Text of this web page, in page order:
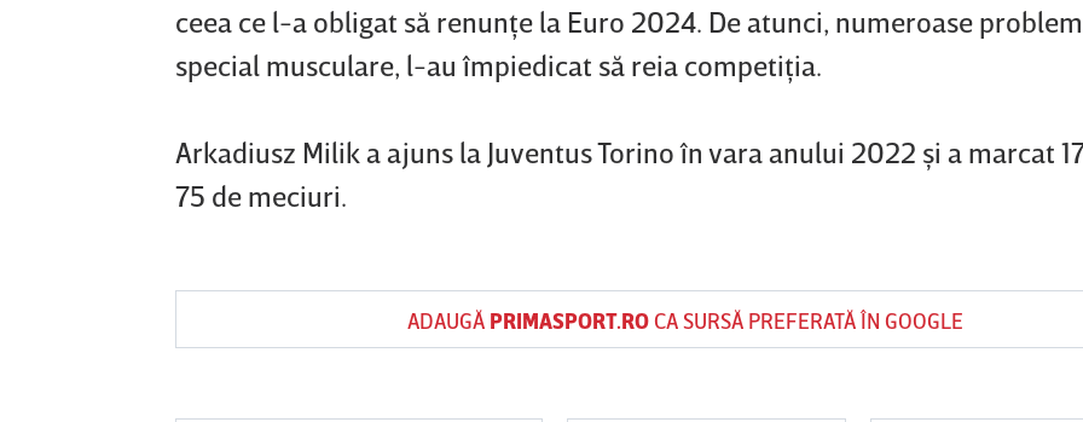
ceea ce l-a obligat să renunţe la Euro 2024. De atunci, numeroase
special musculare, l-au împiedicat să reia competiţia.
Arkadiusz Milik a ajuns la Juventus Torino în vara anului 2022 şi a marcat
75 de meciuri.
ADAUGĂ PRIMASPORT.ROCA SURSĂ PREFERATĂ ÎN GOOGLE